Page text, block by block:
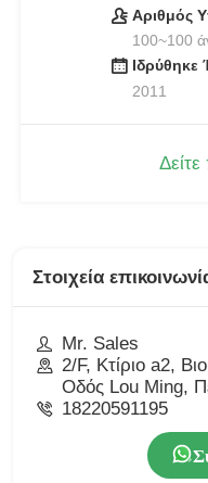
Αριθμός
100~100
Ιδρύθηκε
2011
Στοιχεία
Mr. Sales
2/F, Κτίριο a2,
Οδός Lou Ming,
18220591195